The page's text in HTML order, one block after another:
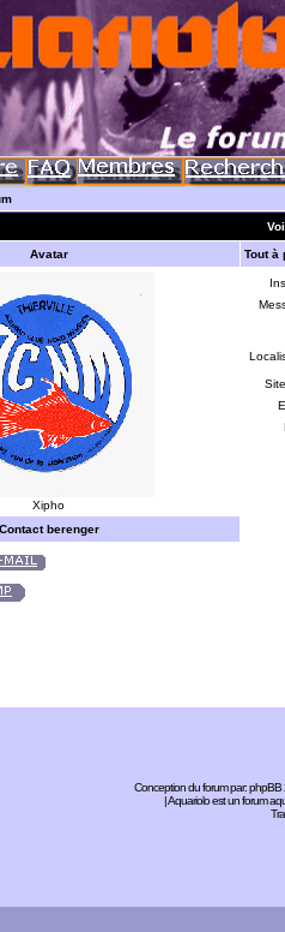
Avatar Tout à
Xipho
Contact berenger
Conception du forum par:phpBB
| Aquariolo est un forum